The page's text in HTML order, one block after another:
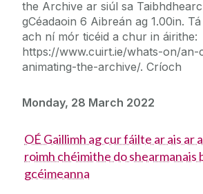
the Archive ar siúl sa
gCéadaoin 6 Aibreán ag 1.00in.
ach ní mór ticéid a chur in áirithe:
https://www.cuirt.ie/whats-on/
animating-the-archive/. Críoch
Monday, 28 March 2022
OÉ Gaillimh ag cur fáilte ar ais ar
roimh chéimithe do shearmanais
gcéimeanna